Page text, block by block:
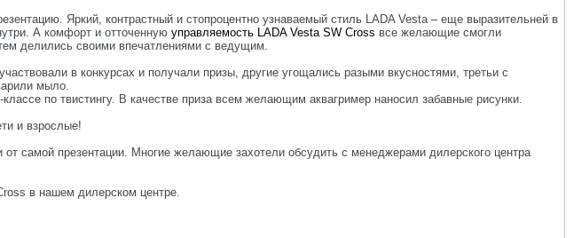
Яркий, контрастный и стопроцентно узнаваемый стиль LADA Vesta – еще выразительней в
А комфорт и отточенную управляемость LADA Vesta SW Cross все желающие смогли
делились своими впечатлениями с ведущим.
в конкурсах и получали призы, другие угощались разыми вкусностями, третьи с
мыло.
по твистингу. В качестве приза всем желающим аквагример наносил забавные рисунки.
и взрослые!
от самой презентации. Многие желающие захотели обсудить с менеджерами дилерского центра
в нашем дилерском центре.